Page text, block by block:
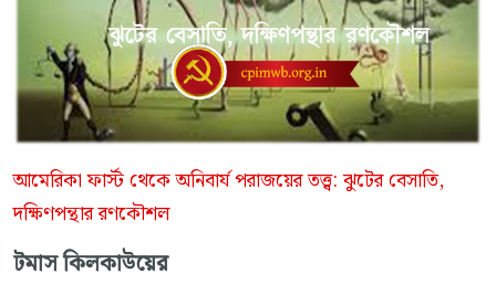
আমেরিকা ফার্স্ট থেকে অনিবার্য পরাজয়ের তত্ত্ব: ঝুটের বেসাতি,
দক্ষিণপন্থার রণকৌশল
টমাস কিলকাউয়ের